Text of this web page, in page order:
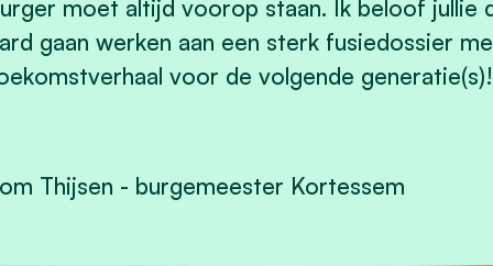
moet altijd voorop staan. Ik beloof jullie
gaan werken aan een sterk fusiedossier
voor de volgende generatie(s)!
Thijsen - burgemeester Kortessem